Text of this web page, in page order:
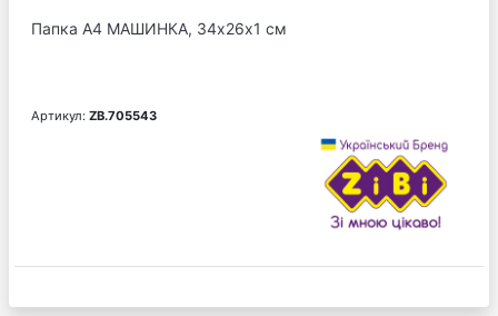
Папка А4 МАШИНКА, 34х26х1 см
Артикул: ZB.705543